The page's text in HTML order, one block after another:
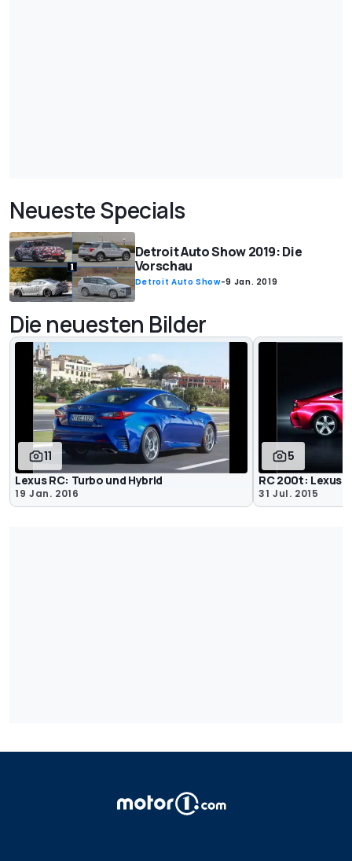
Neueste Specials
Detroit Auto Show 2019: Die
Vorschau
Detroit Auto Show-9 Jan. 2019
Die neuesten Bilder
11
Lexus RC: Turbo und Hybrid
19 Jan. 2016
5
RC 200t: Lexus
31 Jul. 2015